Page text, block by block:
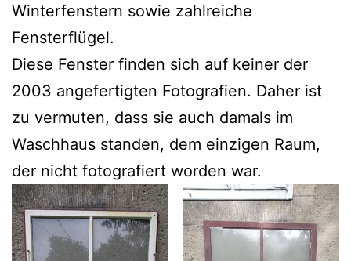
Winterfenstern sowie zahlreiche
Fensterflügel.
Diese Fenster finden sich auf keiner der
2003 angefertigten Fotografien. Daher ist
zu vermuten, dass sie auch damals im
Waschhaus standen, dem einzigen Raum,
der nicht fotografiert worden war.